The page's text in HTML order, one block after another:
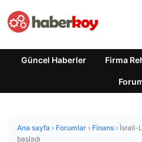
Güncel Haberler Firma
Ana sayfa › Forumlar › Finans › İsrail-
başladı